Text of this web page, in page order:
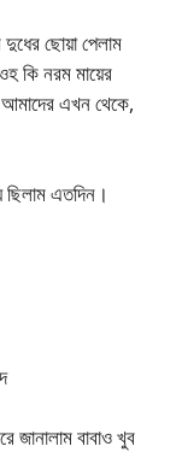
ছোয়া পেলাম
কি নরম মায়ের
এখন থেকে,
ছিলাম এতদিন।
জানালাম বাবাও খুব